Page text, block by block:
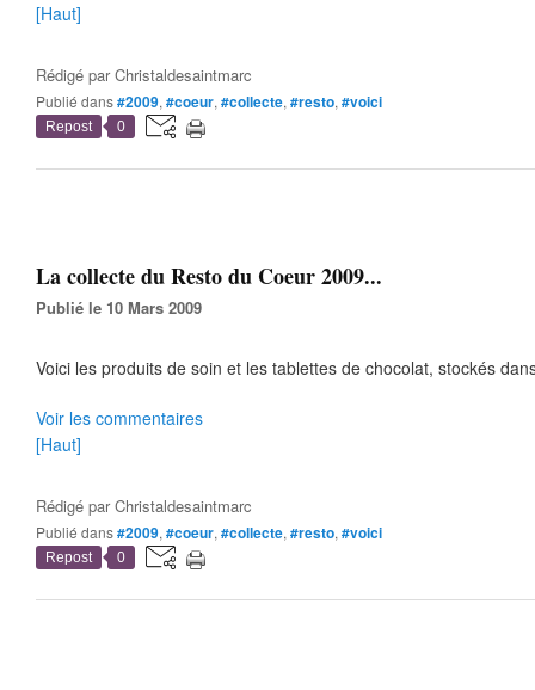
[Haut]
Rédigé parChristaldesaintmarc
Publié dans#2009, #coeur, #collecte, #resto, #voici
Repost 0
La collecte du Resto du Coeur 2009...
Publié le 10 Mars 2009
Voici les produits de soin et les tablettes de chocolat, stockés
Voir les commentaires
[Haut]
Rédigé parChristaldesaintmarc
Publié dans#2009, #coeur, #collecte, #resto, #voici
Repost 0